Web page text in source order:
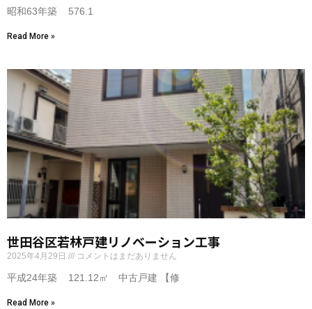
昭和63年築 576.1
Read More »
世田谷区若林戸建リノベーション工事
2025年4月29日 コメントはまだありません
平成24年築 121.12㎡ 中古戸建 【修
Read More »